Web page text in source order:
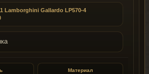
Lamborghini Gallardo LP570-4
Материал